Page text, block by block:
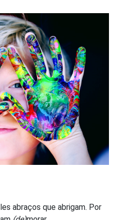
abraços que abrigam. Por